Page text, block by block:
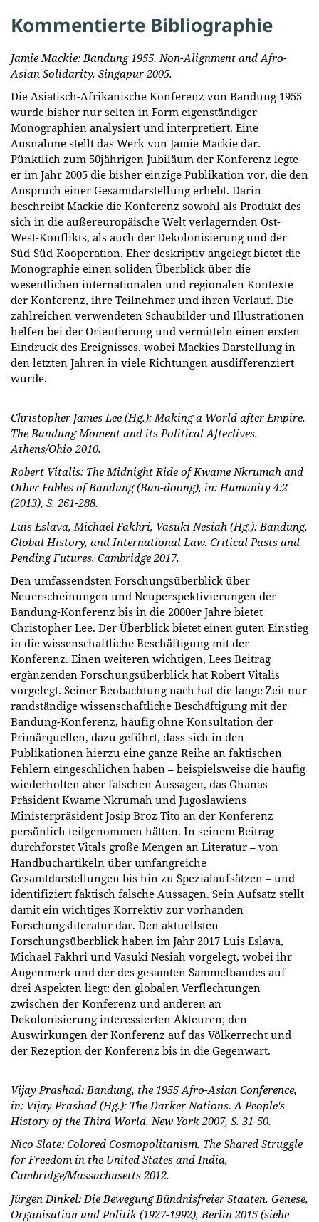
Kommentierte Bibliographie
Jamie Mackie: Bandung 1955. Non-Alignment and Afro-
Asian Solidarity. Singapur 2005.
Die Asiatisch-Afrikanische Konferenz von Bandung 1955
wurde bisher nur selten in Form eigenständiger
Monographien analysiert und interpretiert. Eine
Ausnahme stellt das Werk von Jamie Mackie dar.
Pünktlich zum 50jährigen Jubiläum der Konferenz legte
er im Jahr 2005 die bisher einzige Publikation vor, die den
Anspruch einer Gesamtdarstellung erhebt. Darin
beschreibt Mackie die Konferenz sowohl als Produkt des
sich in die außereuropäische Welt verlagernden Ost-
West-Konflikts, als auch der Dekolonisierung und der
Süd-Süd-Kooperation. Eher deskriptiv angelegt bietet die
Monographie einen soliden Überblick über die
wesentlichen internationalen und regionalen Kontexte
der Konferenz, ihre Teilnehmer und ihren Verlauf. Die
zahlreichen verwendeten Schaubilder und Illustrationen
helfen bei der Orientierung und vermitteln einen ersten
Eindruck des Ereignisses, wobei Mackies Darstellung in
den letzten Jahren in viele Richtungen ausdifferenziert
wurde.
Christopher James Lee (Hg.): Making a World after Empire.
The Bandung Moment and its Political Afterlives.
Athens/Ohio 2010.
Robert Vitalis: The Midnight Ride of Kwame Nkrumah and
Other Fables of Bandung (Ban-doong), in: Humanity 4:2
(2013), S. 261-288.
Luis Eslava, Michael Fakhri, Vasuki Nesiah (Hg.): Bandung,
Global History, and International Law. Critical Pasts and
Pending Futures. Cambridge 2017.
Den umfassendsten Forschungsüberblick über
Neuerscheinungen und Neuperspektivierungen der
Bandung-Konferenz bis in die 2000er Jahre bietet
Christopher Lee. Der Überblick bietet einen guten Einstieg
in die wissenschaftliche Beschäftigung mit der
Konferenz. Einen weiteren wichtigen, Lees Beitrag
ergänzenden Forschungsüberblick hat Robert Vitalis
vorgelegt. Seiner Beobachtung nach hat die lange Zeit nur
randständige wissenschaftliche Beschäftigung mit der
Bandung-Konferenz, häufig ohne Konsultation der
Primärquellen, dazu geführt, dass sich in den
Publikationen hierzu eine ganze Reihe an faktischen
Fehlern eingeschlichen haben – beispielsweise die häufig
wiederholten aber falschen Aussagen, das Ghanas
Präsident Kwame Nkrumah und Jugoslawiens
Ministerpräsident Josip Broz Tito an der Konferenz
persönlich teilgenommen hätten. In seinem Beitrag
durchforstet Vitals große Mengen an Literatur – von
Handbuchartikeln über umfangreiche
Gesamtdarstellungen bis hin zu Spezialaufsätzen – und
identifiziert faktisch falsche Aussagen. Sein Aufsatz stellt
damit ein wichtiges Korrektiv zur vorhanden
Forschungsliteratur dar. Den aktuellsten
Forschungsüberblick haben im Jahr 2017 Luis Eslava,
Michael Fakhri und Vasuki Nesiah vorgelegt, wobei ihr
Augenmerk und der des gesamten Sammelbandes auf
drei Aspekten liegt: den globalen Verflechtungen
zwischen der Konferenz und anderen an
Dekolonisierung interessierten Akteuren; den
Auswirkungen der Konferenz auf das Völkerrecht und
der Rezeption der Konferenz bis in die Gegenwart.
Vijay Prashad: Bandung, the 1955 Afro-Asian Conference,
in: Vijay Prashad (Hg.): The Darker Nations. A People's
History of the Third World. New York 2007, S. 31-50.
Nico Slate: Colored Cosmopolitanism. The Shared Struggle
for Freedom in the United States and India,
Cambridge/Massachusetts 2012.
Jürgen Dinkel: Die Bewegung Bündnisfreier Staaten. Genese,
Organisation und Politik (1927-1992), Berlin 2015 (siehe